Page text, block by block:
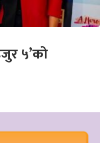
५’को